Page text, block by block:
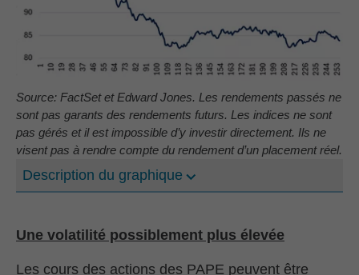
Source: FactSet et Edward Jones. Les rendements passés ne
sont pas garants des rendements futurs. Les indices ne sont
pas gérés et il est impossible d’y investir directement. Ils ne
visent pas à rendre compte du rendement d’un placement réel.
Description du graphique
Une volatilité possiblement plus élevée
Les cours des actions des PAPE peuvent être